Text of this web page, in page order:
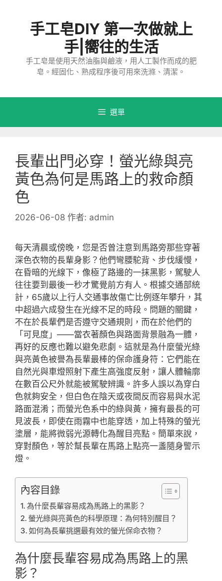
手工皂DIY 第一次做就上
手|嚮往的生活
手工皂是使用天然油脂與鹼液，用人工製作而成的肥
皂。經固化、熟成程序後可用來洗滌、清潔。
選單
長輩出門必穿！螢光綠與亮
黃色為何是馬路上的救命顏
色
2026-06-08 作者: admin
每天清晨或傍晚，您是否曾注意到馬路旁那些穿著
深色衣物的長輩身影？他們彎腰駝背、步伐緩慢，
在昏暗的光線下，像極了路邊的一抹黑影，駕駛人
往往要到最後一秒才驚覺前方有人。根據交通部統
計，65歲以上行人交通事故傷亡比例逐年攀升，其
中超過六成發生在光線不足的時段。問題的關鍵，
不在於長輩們是否遵守交通規則，而在於他們的
「可見度」——當衣著顏色與路面背景融為一體，
再好的反應也難以避免悲劇。這就是為什麼螢光綠
與亮黃色被譽為長輩最棒的保命護身符：它們能在
自然光與車燈照射下產生高強度反射，讓人體輪廓
在數百公尺外就能被駕駛辨識。許多人誤以為穿白
色就夠安全，但白色在陰天或夜間反而容易與水泥
路面混淆；而螢光色系中的綠與黃，擁有最長的可
見波長，即使在雨霧中也能穿透，加上特殊的螢光
塗層，能將微弱光源轉化為醒目亮點。簡單來說，
穿對顏色，等於幫長輩在馬路上點亮一盞隨身警示
燈。
內容目錄
為什麼長輩容易成為馬路上的黑影？
螢光綠與亮黃色的科學原理：為何特別醒目？
如何為長輩挑選最有效的螢光保命衣物？
為什麼長輩容易成為馬路上的黑
影？